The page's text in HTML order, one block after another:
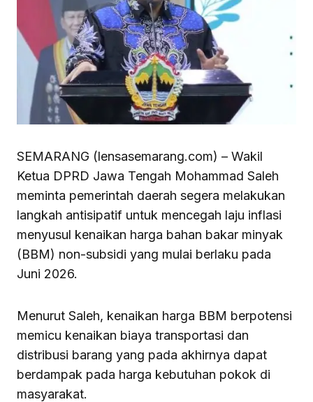
SEMARANG (lensasemarang.com) – Wakil
Ketua DPRD Jawa Tengah Mohammad Saleh
meminta pemerintah daerah segera melakukan
langkah antisipatif untuk mencegah laju inflasi
menyusul kenaikan harga bahan bakar minyak
(BBM) non-subsidi yang mulai berlaku pada
Juni 2026.
Menurut Saleh, kenaikan harga BBM berpotensi
memicu kenaikan biaya transportasi dan
distribusi barang yang pada akhirnya dapat
berdampak pada harga kebutuhan pokok di
masyarakat.